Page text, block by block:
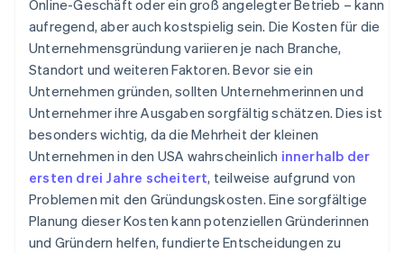
Automatische Einreichung des 83(b)-
Steuerformulars
Hochwertige rechtliche Unternehmensdokumente
Ein Jahr Stripe Payments kostenlos, plus
Partnergutschriften und Rabatte im Wert von 50.000
USD
Online-Geschäft oder ein groß angelegter Betrieb – kann
aufregend, aber auch kostspielig sein. Die Kosten für die
Unternehmensgründung variieren je nach Branche,
Standort und weiteren Faktoren. Bevor sie ein
Unternehmen gründen, sollten Unternehmerinnen und
Unternehmer ihre Ausgaben sorgfältig schätzen. Dies ist
besonders wichtig, da die Mehrheit der kleinen
Unternehmen in den USA wahrscheinlich innerhalb der
ersten drei Jahre scheitert, teilweise aufgrund von
Problemen mit den Gründungskosten. Eine sorgfältige
Planung dieser Kosten kann potenziellen Gründerinnen
und Gründern helfen, fundierte Entscheidungen zu